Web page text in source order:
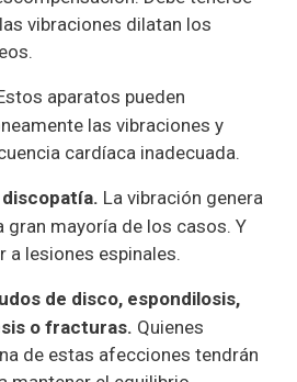
vibraciones dilatan los
aparatos pueden
las vibraciones y
cardíaca inadecuada.
discopatía. La vibración genera
gran mayoría de los casos. Y
a lesiones espinales.
de disco, espondilosis,
o fracturas. Quienes
de estas afecciones tendrán